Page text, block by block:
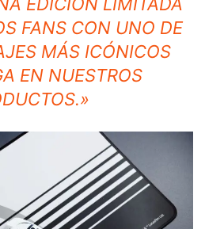
FANS CON UNO DE
MÁS ICÓNICOS
EN NUESTROS
.»